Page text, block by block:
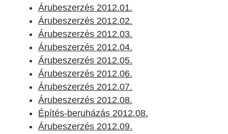
Árubeszerzés 2012.01.
Árubeszerzés 2012.02.
Árubeszerzés 2012.03.
Árubeszerzés 2012.04.
Árubeszerzés 2012.05.
Árubeszerzés 2012.06.
Árubeszerzés 2012.07.
Árubeszerzés 2012.08.
Építés-beruházás 2012.08.
Árubeszerzés 2012.09.